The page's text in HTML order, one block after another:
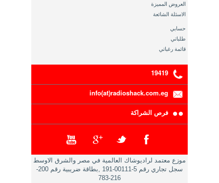
العروض المميزة
الاسئلة الشائعة
حسابي
طلباتي
قائمة رغباتي
19419
info(at)radioshack.com.eg
فرص الشراكة
موزع معتمد لراديوشاك العالمية في مصر والشرق الاوسط
سجل تجاري رقم 5-00111-191 ,بطاقة ضريبية رقم 200-
216-783